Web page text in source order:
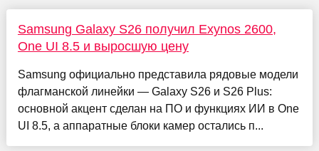
Samsung Galaxy S26 получил Exynos 2600,
One UI 8.5 и выросшую цену
Samsung официально представила рядовые модели
флагманской линейки — Galaxy S26 и S26 Plus:
основной акцент сделан на ПО и функциях ИИ в One
UI 8.5, а аппаратные блоки камер остались п...